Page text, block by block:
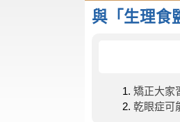
與「生理食
矯正大家
乾眼症可